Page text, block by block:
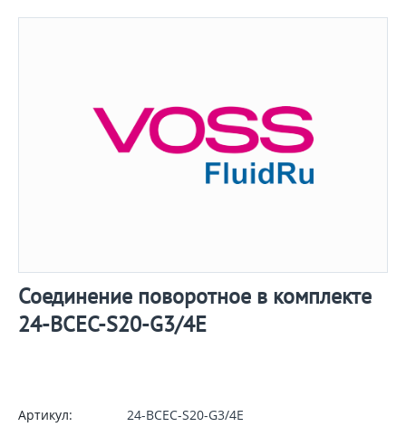
Соединение поворотное в комплекте
24-BCEC-S20-G3/4E
Артикул: 24-BCEC-S20-G3/4E